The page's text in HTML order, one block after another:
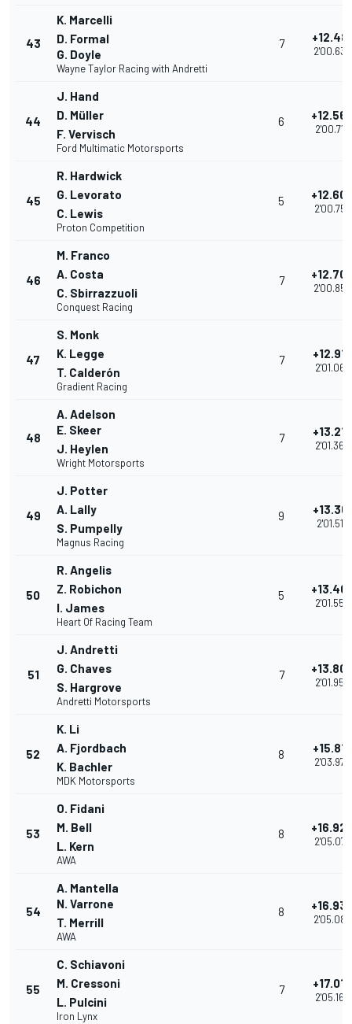
43
K. Marcelli
D. Formal
G. Doyle
Wayne Taylor Racing with Andretti
7 +12.481
2'00.633
44
J. Hand
D. Müller
F. Vervisch
Ford Multimatic Motorsports
6
2'00.719
45
R. Hardwick
G. Levorato
C. Lewis
Proton Competition
5
2'00.752
46
M. Franco
A. Costa
C. Sbirrazzuoli
Conquest Racing
7
2'00.859
47
S. Monk
K. Legge
T. Calderón
Gradient Racing
7 +12.912
2'01.064
48
A. Adelson
E. Skeer
J. Heylen
Wright Motorsports
7 +13.212
2'01.364
49
J. Potter
A. Lally
S. Pumpelly
Magnus Racing
9 +13.361
2'01.513
50
R. Angelis
Z. Robichon
I. James
Heart Of Racing Team
5
2'01.555
51
J. Andretti
G. Chaves
S. Hargrove
Andretti Motorsports
7
2'01.958
52
K. Li
A. Fjordbach
K. Bachler
MDK Motorsports
8 +15.818
2'03.970
53
O. Fidani
M. Bell
L. Kern
AWA
8
2'05.079
54
A. Mantella
N. Varrone
T. Merrill
AWA
8
2'05.089
55
C. Schiavoni
M. Cressoni
L. Pulcini
Iron Lynx
7 +17.017
2'05.169